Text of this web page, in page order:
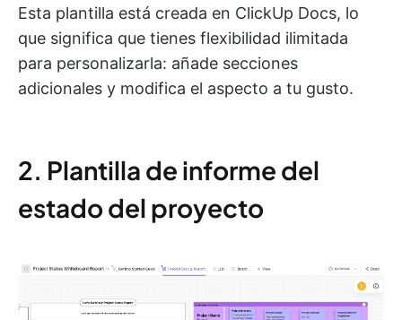
Esta plantilla está creada en ClickUp Docs, lo
que significa que tienes flexibilidad ilimitada
para personalizarla: añade secciones
adicionales y modifica el aspecto a tu gusto.
2. Plantilla de informe del
estado del proyecto